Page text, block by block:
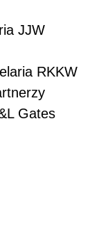
JJW
RKKW
Gates